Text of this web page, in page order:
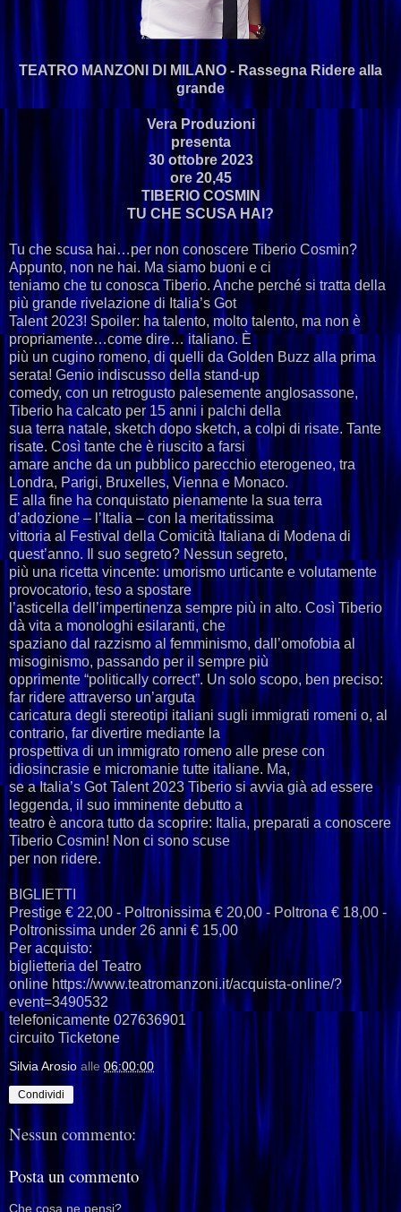
TEATRO MANZONI DI MILANO - Rassegna Ridere alla
grande
Vera Produzioni
presenta
30 ottobre 2023
ore 20,45
TIBERIO COSMIN
TU CHE SCUSA HAI?
Tu che scusa hai…per non conoscere Tiberio Cosmin?
Appunto, non ne hai. Ma siamo buoni e ci
teniamo che tu conosca Tiberio. Anche perché si tratta della
più grande rivelazione di Italia’s Got
Talent 2023! Spoiler: ha talento, molto talento, ma non è
propriamente…come dire… italiano. È
più un cugino romeno, di quelli da Golden Buzz alla prima
serata! Genio indiscusso della stand-up
comedy, con un retrogusto palesemente anglosassone,
Tiberio ha calcato per 15 anni i palchi della
sua terra natale, sketch dopo sketch, a colpi di risate. Tante
risate. Così tante che è riuscito a farsi
amare anche da un pubblico parecchio eterogeneo, tra
Londra, Parigi, Bruxelles, Vienna e Monaco.
E alla fine ha conquistato pienamente la sua terra
d’adozione – l’Italia – con la meritatissima
vittoria al Festival della Comicità Italiana di Modena di
quest’anno. Il suo segreto? Nessun segreto,
più una ricetta vincente: umorismo urticante e volutamente
provocatorio, teso a spostare
l’asticella dell’impertinenza sempre più in alto. Così Tiberio
dà vita a monologhi esilaranti, che
spaziano dal razzismo al femminismo, dall’omofobia al
misoginismo, passando per il sempre più
opprimente “politically correct”. Un solo scopo, ben preciso:
far ridere attraverso un’arguta
caricatura degli stereotipi italiani sugli immigrati romeni o, al
contrario, far divertire mediante la
prospettiva di un immigrato romeno alle prese con
idiosincrasie e micromanie tutte italiane. Ma,
se a Italia’s Got Talent 2023 Tiberio si avvia già ad essere
leggenda, il suo imminente debutto a
teatro è ancora tutto da scoprire: Italia, preparati a conoscere
Tiberio Cosmin! Non ci sono scuse
per non ridere.
BIGLIETTI
Prestige € 22,00 - Poltronissima € 20,00 - Poltrona € 18,00 -
Poltronissima under 26 anni € 15,00
Per acquisto:
biglietteria del Teatro
online https://www.teatromanzoni.it/acquista-online/?
event=3490532
telefonicamente 027636901
circuito Ticketone
Silvia Arosio alle 06:00:00
Condividi
Nessun commento:
Posta un commento
Che cosa ne pensi?